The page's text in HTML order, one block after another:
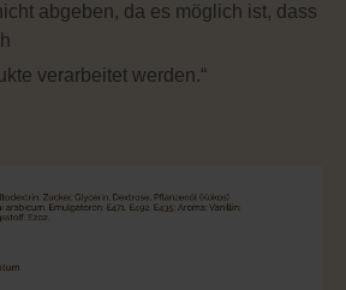
abgeben, da es möglich ist, dass
verarbeitet werden.“